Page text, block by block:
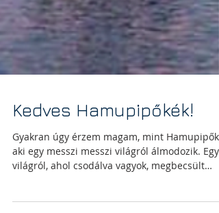
Kedves Hamupipőkék!
Gyakran úgy érzem magam, mint